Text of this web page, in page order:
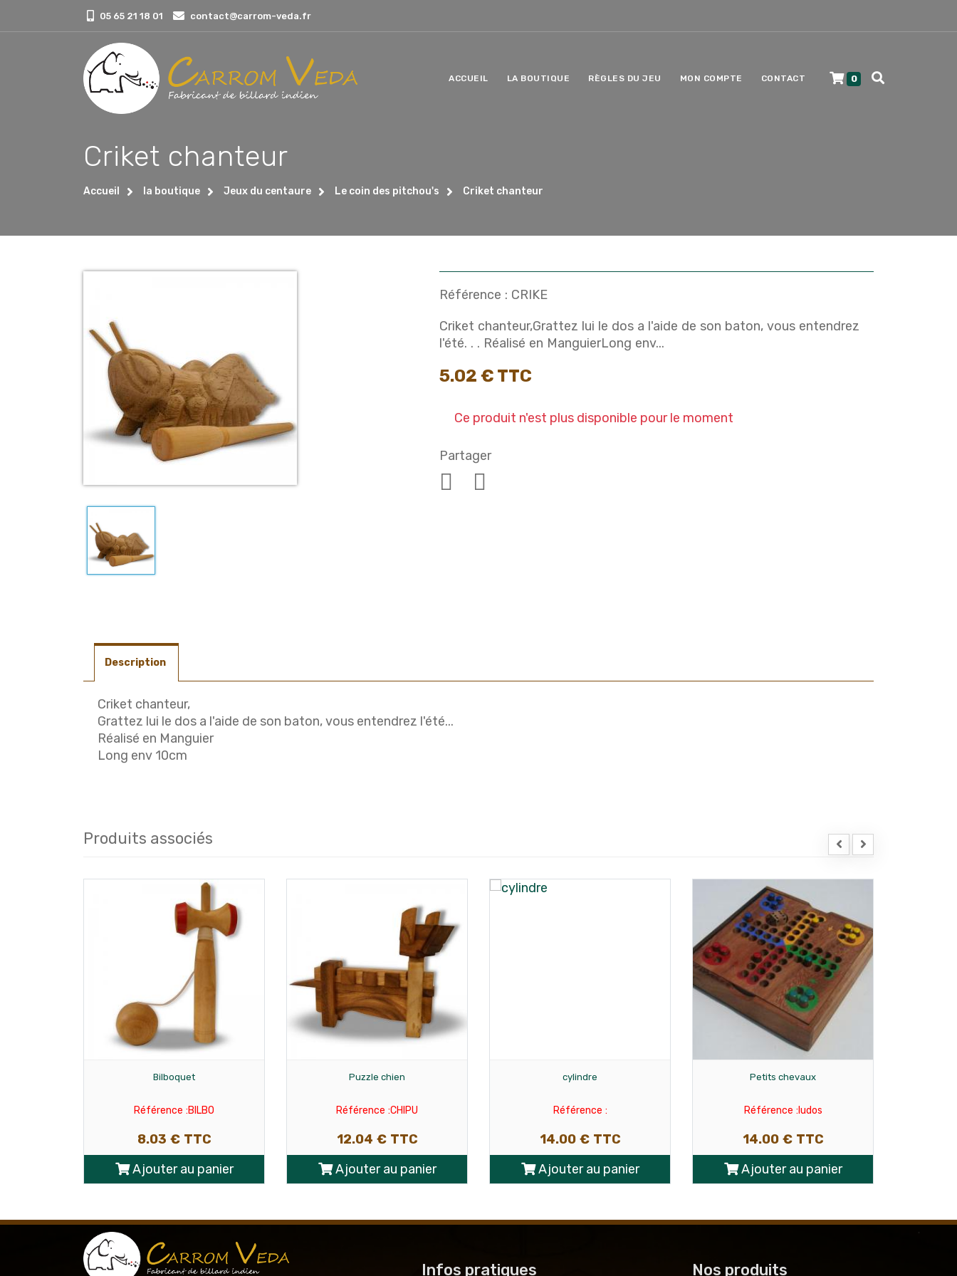
05 65 21 18 01 contact@carrom-veda.fr
ACCUEIL LA BOUTIQUE RÈGLES DU JEU MON COMPTE CONTACT 0
Criket chanteur
Accueil la boutique Jeux du centaure Le coin des pitchou's Criket chanteur
Référence : CRIKE
Criket chanteur,Grattez lui le dos a l'aide de son baton, vous entendrez
l'été. . . Réalisé en ManguierLong env...
5.02 € TTC
Ce produit n'est plus disponible pour le moment
Partager
Description
Criket chanteur,
Grattez lui le dos a l'aide de son baton, vous entendrez l'été...
Réalisé en Manguier
Long env 10cm
Produits associés
Bilboquet
Référence :BILBO
8.03 € TTC
Ajouter au panier
Puzzle chien
Référence :CHIPU
12.04 € TTC
Ajouter au panier
cylindre
Référence :
14.00 € TTC
Ajouter au panier
Petits chevaux
Référence :ludos
14.00 € TTC
Ajouter au panier
Infos pratiques Nos produits